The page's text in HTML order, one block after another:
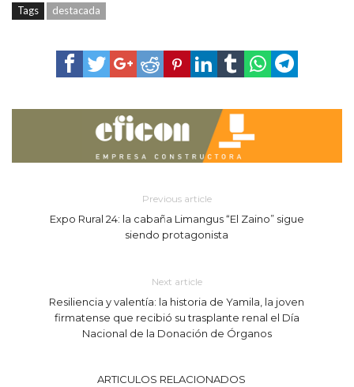
Tags destacada
Previous article
Expo Rural 24: la cabaña Limangus “El Zaino” sigue
siendo protagonista
Next article
Resiliencia y valentía: la historia de Yamila, la joven
firmatense que recibió su trasplante renal el Día
Nacional de la Donación de Órganos
ARTICULOS RELACIONADOS